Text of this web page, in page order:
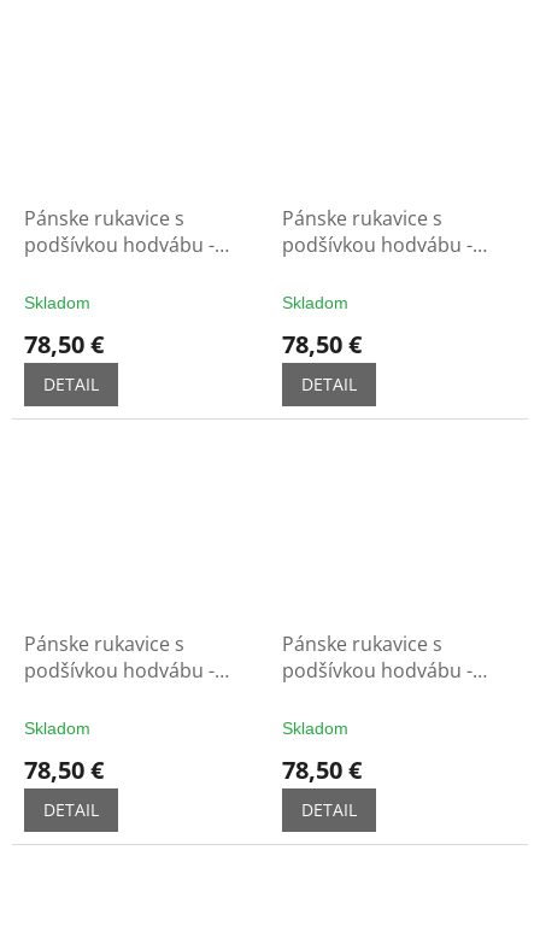
Pánske rukavice s
podšívkou hodvábu -
Skladom
78,50 €
DETAIL
Pánske rukavice s
podšívkou hodvábu -
Skladom
78,50 €
DETAIL
Pánske rukavice s
podšívkou hodvábu -
Skladom
78,50 €
DETAIL
Pánske rukavice s
podšívkou hodvábu -
Skladom
78,50 €
DETAIL